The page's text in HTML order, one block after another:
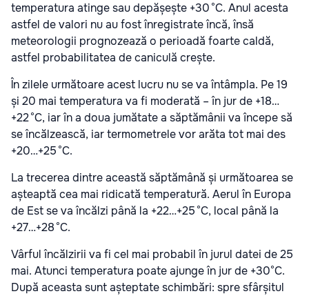
temperatura atinge sau depășește +30 °C. Anul acesta
astfel de valori nu au fost înregistrate încă, însă
meteorologii prognozează o perioadă foarte caldă,
astfel probabilitatea de caniculă crește.
În zilele următoare acest lucru nu se va întâmpla. Pe 19
și 20 mai temperatura va fi moderată – în jur de +18…
+22 °C, iar în a doua jumătate a săptămânii va începe să
se încălzească, iar termometrele vor arăta tot mai des
+20…+25 °C.
La trecerea dintre această săptămână și următoarea se
așteaptă cea mai ridicată temperatură. Aerul în Europa
de Est se va încălzi până la +22…+25 °C, local până la
+27…+28 °C.
Vârful încălzirii va fi cel mai probabil în jurul datei de 25
mai. Atunci temperatura poate ajunge în jur de +30°C.
După aceasta sunt așteptate schimbări: spre sfârșitul